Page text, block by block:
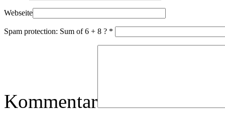
Webseite
Spam protection: Sum of 6 + 8 ? *
Kommentar